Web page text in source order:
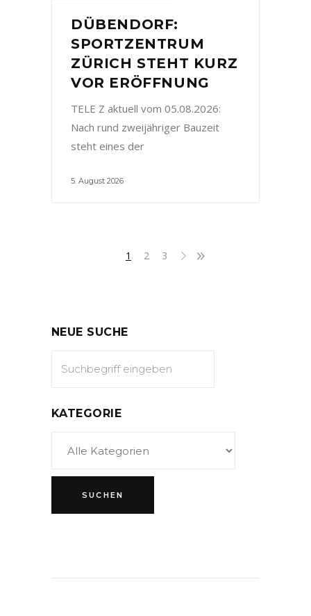
DÜBENDORF:
SPORTZENTRUM
ZÜRICH STEHT KURZ
VOR ERÖFFNUNG
TELE Z aktuell vom 05.08.2026:
Nach rund zweijähriger Bauzeit
steht eines der
5. August 2026
1 2 3
NEUE SUCHE
KATEGORIE